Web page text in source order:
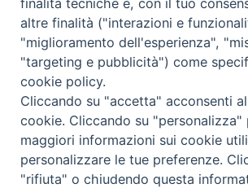
altre finalità ("interazioni e
"miglioramento dell'esperienza",
"targeting e pubblicità") come
cookie policy.
Cliccando su "accetta" acconsenti
cookie. Cliccando su "personalizza"
maggiori informazioni sui cookie
personalizzare le tue preferenze.
"rifiuta" o chiudendo questa